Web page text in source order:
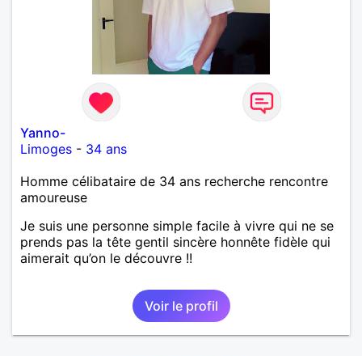
Yanno-
Limoges - 34 ans
Homme célibataire de 34 ans recherche rencontre
amoureuse
Je suis une personne simple facile à vivre qui ne se
prends pas la tête gentil sincère honnête fidèle qui
aimerait qu’on le découvre !!
Voir le profil